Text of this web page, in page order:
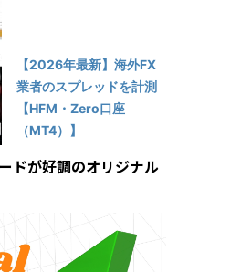
【2026年最新】海外FX
業者のスプレッドを計測
【HFM・Zero口座
（MT4）】
ドが好調のオリジナル